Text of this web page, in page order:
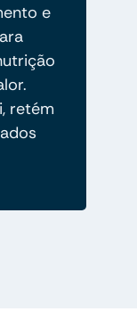
e
retém